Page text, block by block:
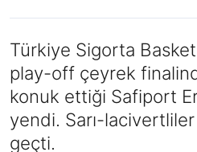
Türkiye Sigorta
play-off çeyrek
konuk ettiği Safiport
yendi. Sarı-
geçti.